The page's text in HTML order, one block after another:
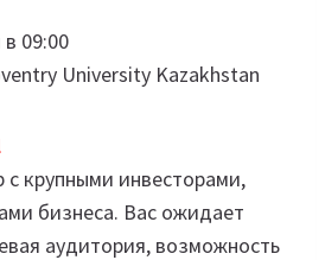
09:00
University Kazakhstan
с крупными инвесторами,
бизнеса. Вас ожидает
аудитория, возможность